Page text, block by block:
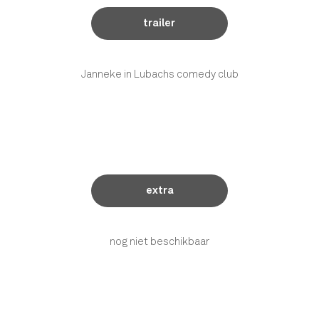
extra
nog niet beschikbaar
trailer
Janneke in Lubachs comedy club